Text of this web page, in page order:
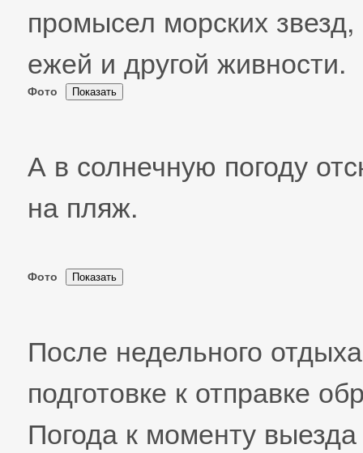
промысел морских звезд,
ежей и другой живности.
Фото
А в солнечную погоду
на пляж.
Фото
После недельного
подготовке к отправке
Погода к моменту